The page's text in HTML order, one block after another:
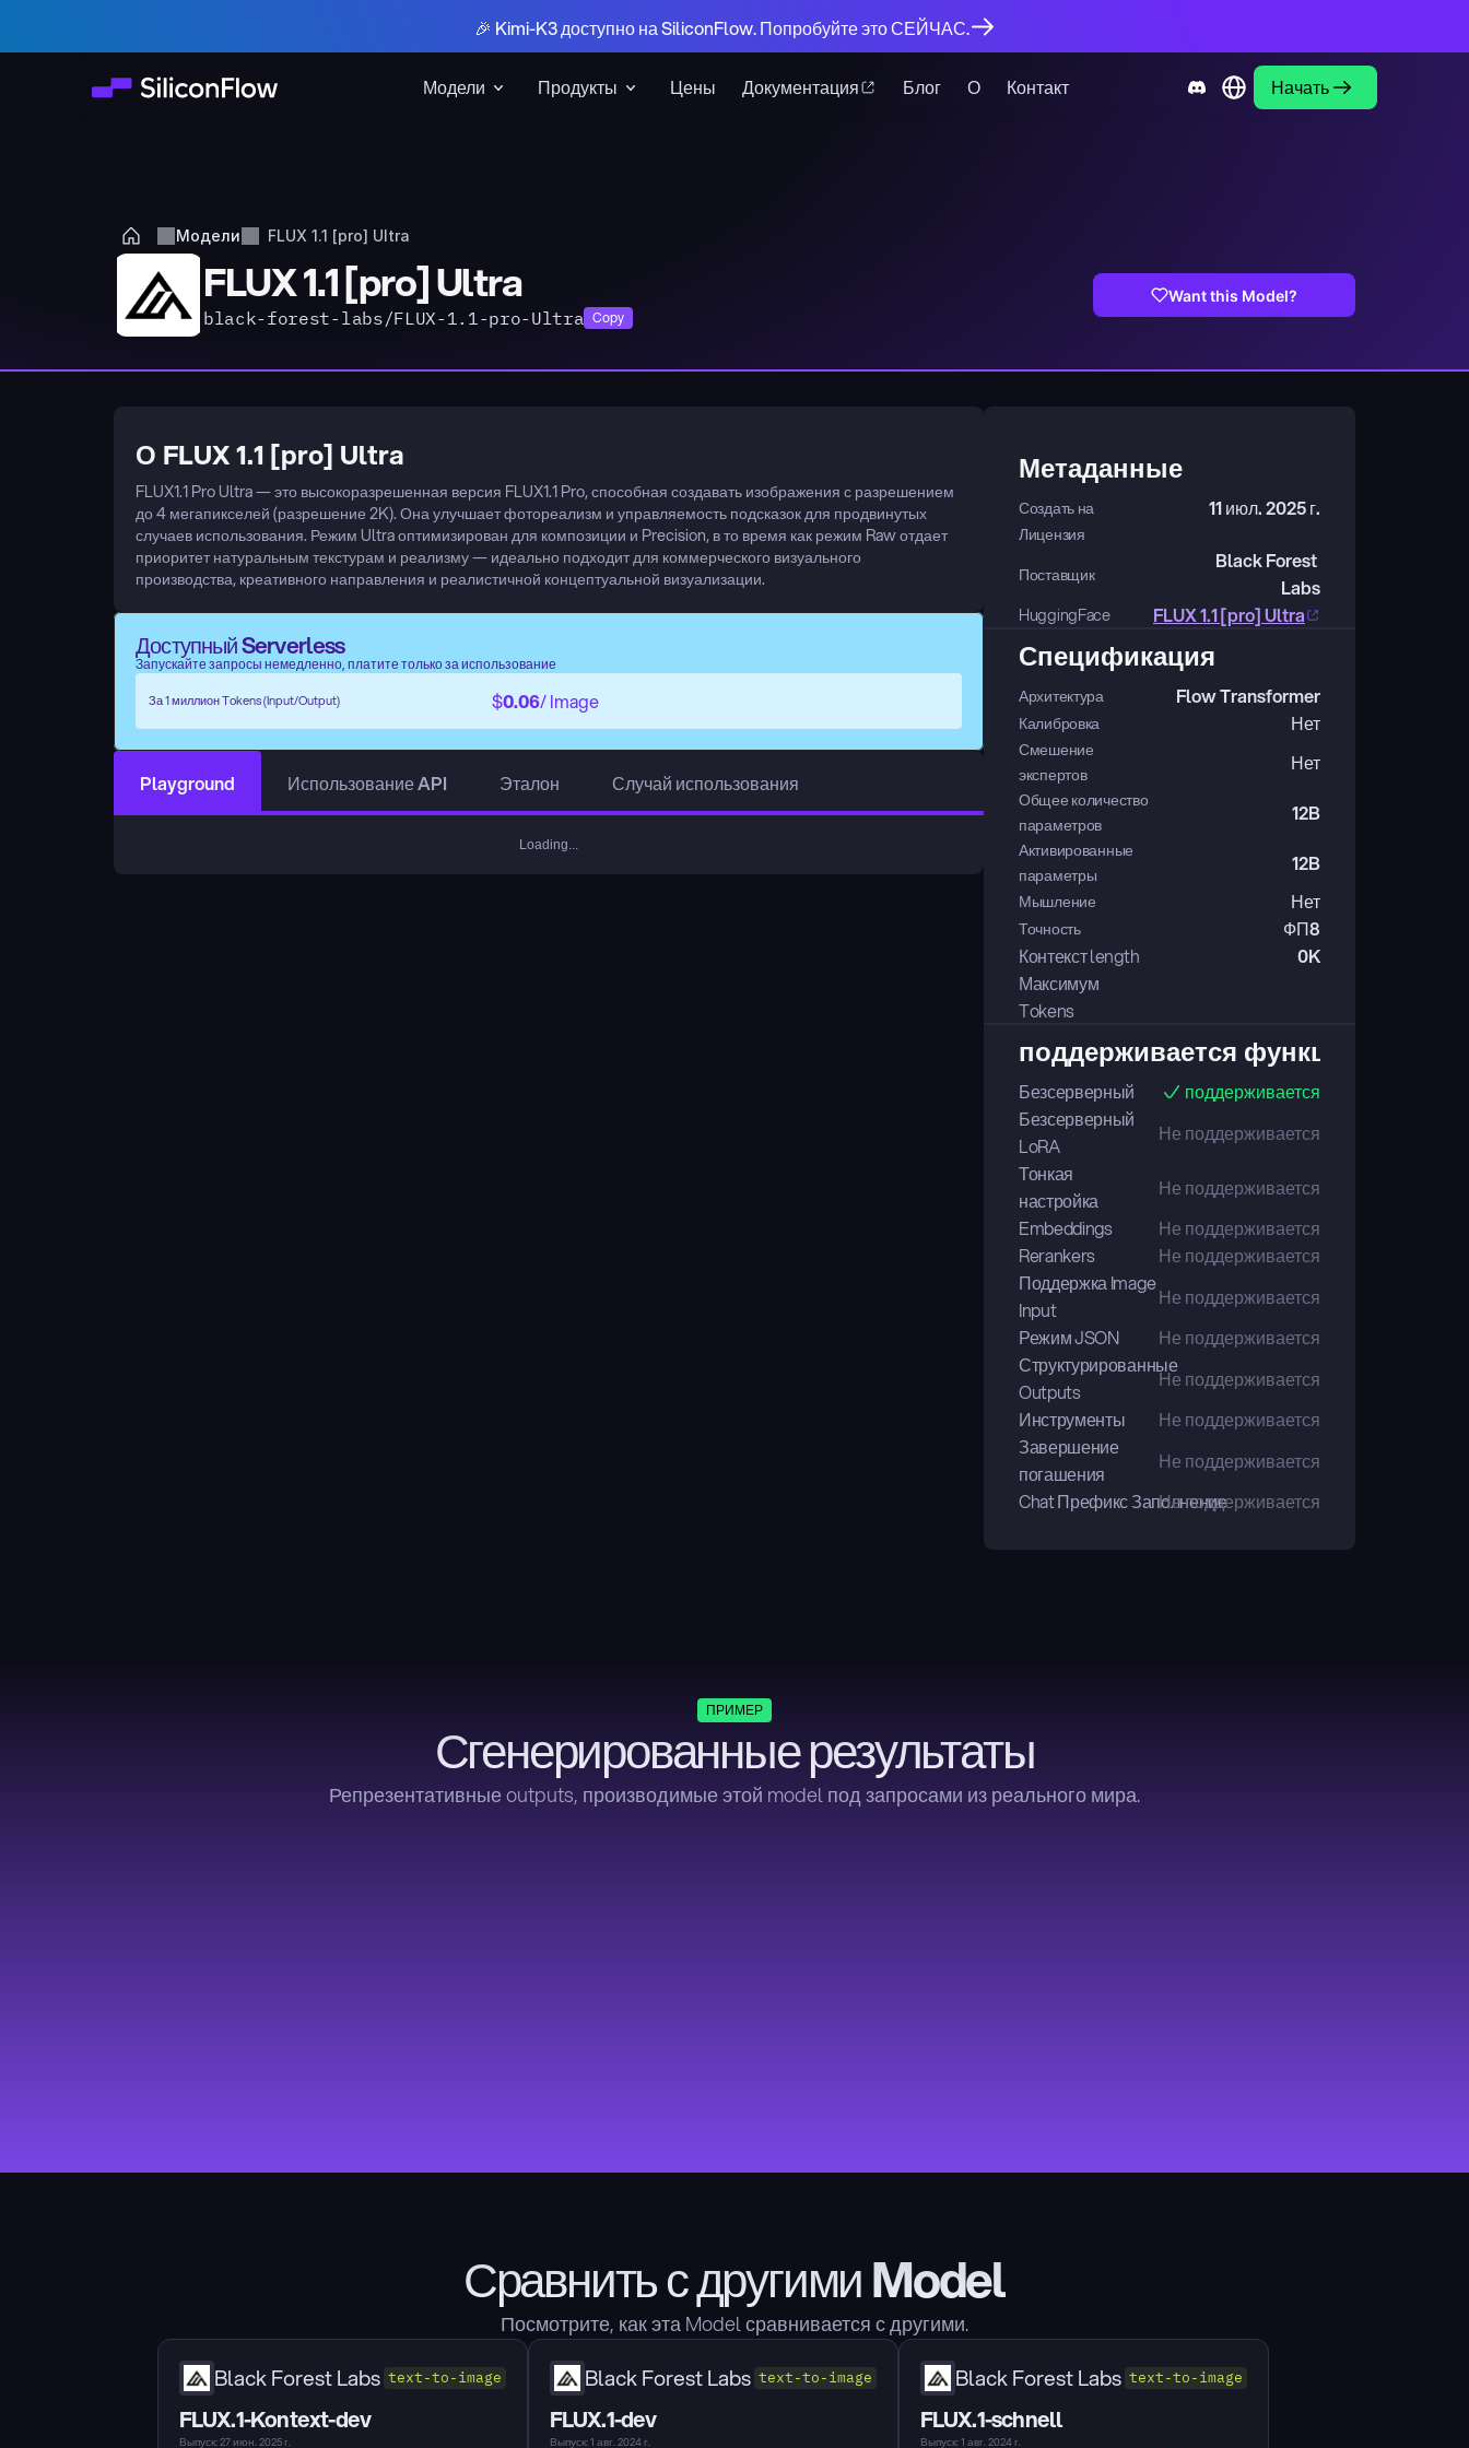
Модели Продукты Цены Документация Блог О Контакт Начать
🎉 Kimi-K3 доступно на SiliconFlow. Попробуйте это СЕЙЧАС.
Модели FLUX 1.1 [pro] Ultra
FLUX 1.1 [pro] Ultra
black-forest-labs/FLUX-1.1-pro-Ultra Copy
Want this Model?
О FLUX 1.1 [pro] Ultra
FLUX1.1 Pro Ultra — это высокоразрешенная версия FLUX1.1 Pro, способная создавать изображения с разрешением
до 4 мегапикселей (разрешение 2K). Она улучшает фотореализм и управляемость подсказок для продвинутых
случаев использования. Режим Ultra оптимизирован для композиции и Precision, в то время как режим Raw отдает
приоритет натуральным текстурам и реализму — идеально подходит для коммерческого визуального
производства, креативного направления и реалистичной концептуальной визуализации.
Доступный Serverless
Запускайте запросы немедленно, платите только за использование
За 1 миллион Tokens (Input/Output) $0.06/ Image
Playground Использование API Эталон Случай использования
Loading...
Метаданные
Создать на 11 июл. 2025 г.
Лицензия
Поставщик
Black Forest
Labs
HuggingFace FLUX 1.1 [pro] Ultra
Спецификация
Архитектура Flow Transformer
Калибровка Нет
Смешение
экспертов
Нет
Общее количество
параметров
12B
Активированные
параметры
12B
Мышление Нет
Точность
ФП8
Контекст length
0K
Максимум
Tokens
поддерживается
Безсерверный
поддерживается
Безсерверный
LoRA
Не поддерживается
Тонкая
настройка
Не поддерживается
Embeddings
Не поддерживается
Rerankers
Не поддерживается
Поддержка Image
Input
Не поддерживается
Режим JSON
Не поддерживается
Структурированные
Outputs
Не поддерживается
Инструменты
Не поддерживается
Завершение
погашения
Не поддерживается
Chat Префикс ЗаполнениеНе поддерживается
ПРИМЕР
Сгенерированные результаты
Репрезентативные outputs, производимые этой model под запросами из реального мира.
Сравнить с другими Model
Посмотрите, как эта Model сравнивается с другими.
Black Forest Labs text-to-image
FLUX.1-Kontext-dev
Выпуск: 27 июн. 2025 г.
Black Forest Labs text-to-image
FLUX.1-dev
Выпуск: 1 авг. 2024 г.
Black Forest Labs text-to-image
FLUX.1-schnell
Выпуск: 1 авг. 2024 г.